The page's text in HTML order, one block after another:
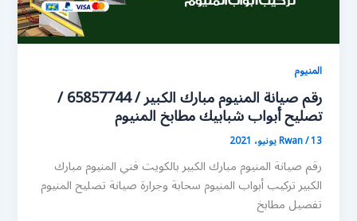
المنيوم
رقم صيانة المنيوم مبارك الكبير / 65857744 /
تصليح أبواب شبابيك مطابخ المنيوم
Rwan/13 يونيو، 2021
رقم صيانة المنيوم مبارك الكبير بالكويت فني المنيوم مبارك
الكبير تركيب أبواب المنيوم سحابة وجرارة صيانة تصليح المنيوم
تفصيل مطابخ